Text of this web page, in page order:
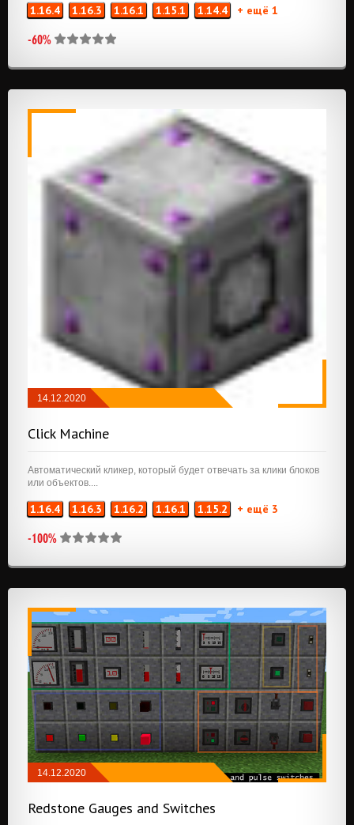
1.16.4 1.16.3 1.16.1 1.15.1 1.14.4 + ещё 1
-60%
14.12.2020
Click Machine
Автоматический кликер, который будет отвечать за клики блоков
или объектов....
1.16.4 1.16.3 1.16.2 1.16.1 1.15.2 + ещё 3
-100%
14.12.2020
Redstone Gauges and Switches